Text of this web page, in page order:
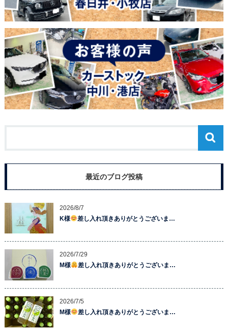
最近のブログ投稿
2026/8/7
K様
差し入れ頂きありがとうございま…
2026/7/29
M様
差し入れ頂きありがとうございま…
2026/7/5
M様
差し入れ頂きありがとうございま…